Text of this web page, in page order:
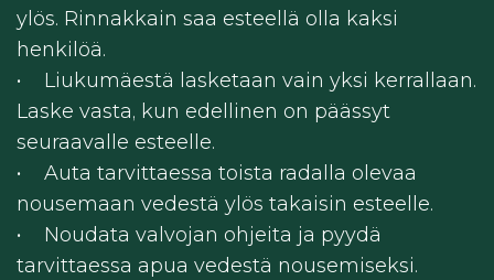
ylös. Rinnakkain saa esteellä olla kaksi
henkilöä.
• Liukumäestä lasketaan vain yksi kerrallaan.
Laske vasta, kun edellinen on päässyt
seuraavalle esteelle.
• Auta tarvittaessa toista radalla olevaa
nousemaan vedestä ylös takaisin esteelle.
• Noudata valvojan ohjeita ja pyydä
tarvittaessa apua vedestä nousemiseksi.